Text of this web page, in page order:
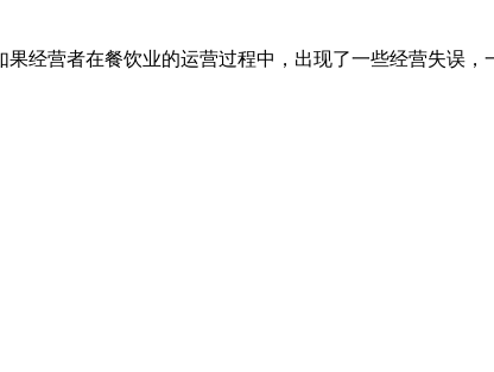
营者在餐饮业的运营过程中，出现了一些经营失误，